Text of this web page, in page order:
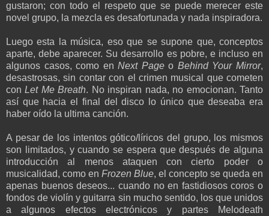
gustaron; con todo el respeto que se puede merecer este
novel grupo, la mezcla es desafortunada y nada inspiradora.
Luego esta la música, eso que se supone que, conceptos
aparte, debe aparecer. Su desarrollo es pobre, e incluso en
algunos casos, como en Next Pageo Behind Your Mirror,
desastrosas, sin contar con el crimen musical que cometen
conLet Me Breath. No inspiran nada, no emocionan. Tanto
así que hacia el final del disco lo único que deseaba era
haber oído la ultima canción.
A pesar de los intentos gótico/líricos del grupo, los mismos
son limitados, y cuando se espera que después de alguna
introducción al menos ataquen con cierto poder o
musicalidad, como en Frozen Blue, el concepto se queda en
apenas buenos deseos... cuando no en fastidiosos coros o
fondos de violín y guitarra sin mucho sentido, los que unidos
a algunos efectos electrónicos y partes Melodeath